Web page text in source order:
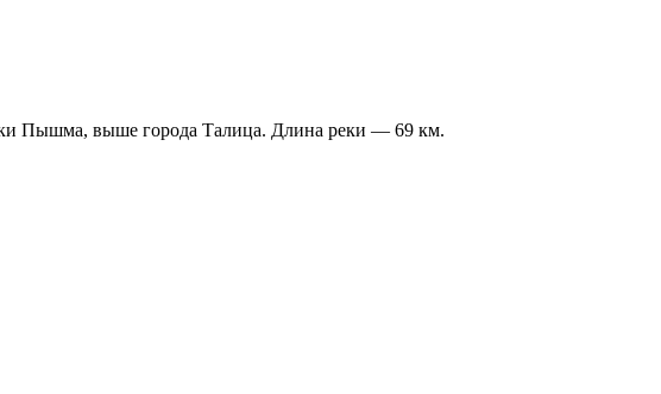
Пышма, выше города Талица. Длина реки — 69 км.